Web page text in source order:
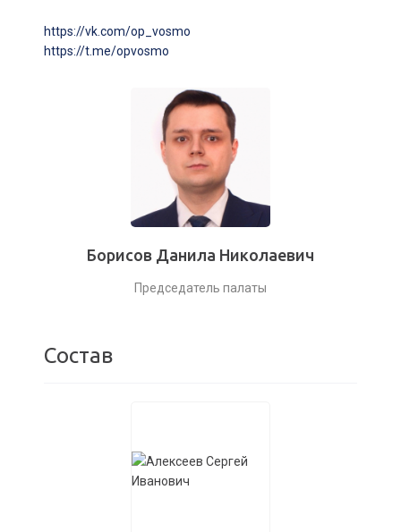
https://vk.com/op_vosmo
https://t.me/opvosmo
Борисов Данила Николаевич
Председатель палаты
Состав